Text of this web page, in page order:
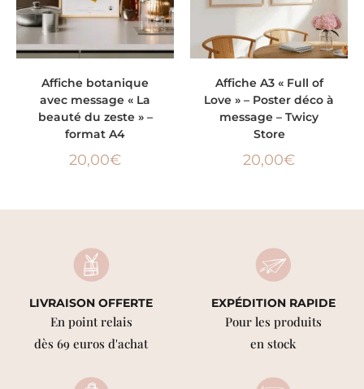
Affiche botanique
avec message « La
beauté du zeste » –
format A4
20,00€
Affiche A3 « Full of
Love » – Poster déco à
message – Twicy
Store
20,00€
LIVRAISON OFFERTE
En point relais
dès 69 euros d'achat
EXPÉDITION RAPIDE
Pour les produits
en stock